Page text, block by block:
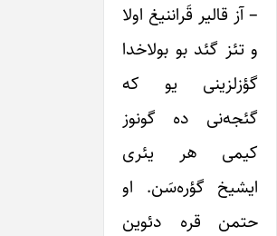
– آز قالیر قَراننیغ اولا
و تئز گئد بو بولاخدا
گؤزلزینی یو که
گئجه‌نی ده گونوز
کیمی هر یئری
ایشیخ گؤره‌سَن. او
حتمن قره دئوین